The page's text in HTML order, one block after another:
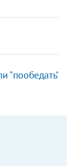
"пообедать"